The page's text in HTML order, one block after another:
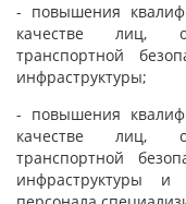
- повышения
качестве лиц,
транспортной
инфраструктуры;
- повышения
качестве лиц,
транспортной
инфраструктуры